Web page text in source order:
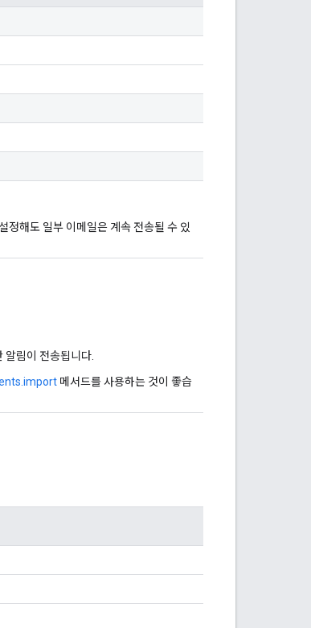
정해도 일부 이메일은 계속 전송될 수 있
림이 전송됩니다.
메서드를 사용하는 것이 좋습